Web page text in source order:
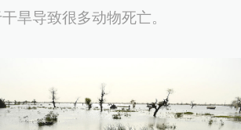
旱导致很多动物死亡。